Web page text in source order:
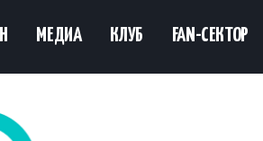
МЕДИА КЛУБ FAN-СЕКТОР